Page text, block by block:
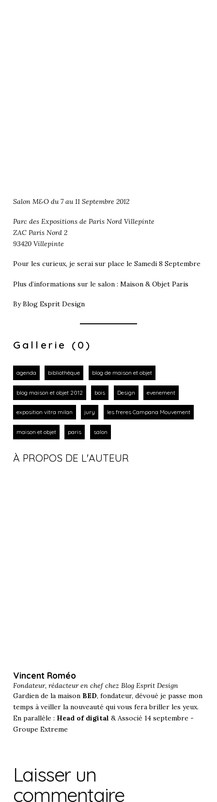
Salon M&O du 7 au 11 Septembre 2012
Parc des Expositions de Paris Nord Villepinte
ZAC Paris Nord 2
93420 Villepinte
Pour les curieux, je serai sur place le Samedi 8 Septembre
Plus d’informations sur le salon : Maison & Objet Paris
ByBlog Esprit Design
Gallerie (0)
agenda bibliothèque blog de maison et objet
blog maison et objet 2012 bois Design evenement
exposition vitra milan jury les freres Campana Mouvement
maison et objet paris salon
À PROPOS DE L'AUTEUR
Vincent Roméo
Fondateur, rédacteur en chef chez Blog Esprit Design
Gardien de la maison BED, fondateur, dévoué je passe mon
temps à veiller la nouveauté qui vous fera briller les yeux.
En parallèle : Head of digital & Associé 14 septembre -
Groupe Extreme
Laisser un
commentaire